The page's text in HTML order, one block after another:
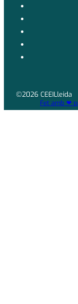
©2026 CEEILleida
Fet amb ❤